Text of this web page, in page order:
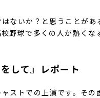
いか？と思うことがあ
野球で多くの人が熱く
して』 レポート
ストでの上演です。そ